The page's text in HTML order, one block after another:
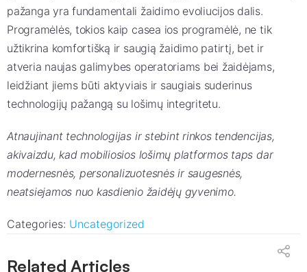
pažanga yra fundamentali žaidimo evoliucijos dalis.
Programėlės, tokios kaip casea ios programėlė, ne tik
užtikrina komfortišką ir saugią žaidimo patirtį, bet ir
atveria naujas galimybes operatoriams bei žaidėjams,
leidžiant jiems būti aktyviais ir saugiais suderinus
technologijų pažangą su lošimų integritetu.
Atnaujinant technologijas ir stebint rinkos tendencijas,
akivaizdu, kad mobiliosios lošimų platformos taps dar
modernesnės, personalizuotesnės ir saugesnės,
neatsiejamos nuo kasdienio žaidėjų gyvenimo.
Categories: Uncategorized
Related Articles